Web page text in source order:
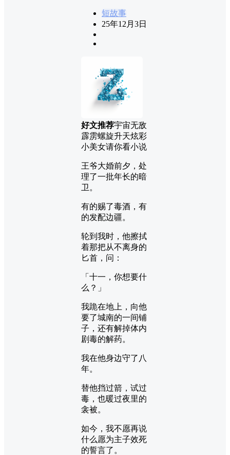
短故事
25年12月3日
好文推荐宇宙无敌
霹雳螺旋升天炫彩
小美女请你看小说
王爷大婚前夕，处
理了一批年长的暗
卫。
有的赐了毒酒，有
的发配边疆。
轮到我时，他擦拭
着那把从不离身的
匕首，问：
「十一，你想要什
么？」
我跪在地上，向他
要了城南的一间铺
子，还有解掉体内
剧毒的解药。
我在他身边守了八
年。
替他挡过箭，试过
毒，也暖过夜里的
衾被。
如今，我不愿再说
什么愿为主子效死
的誓言了。